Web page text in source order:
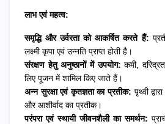
लाभ एवं महत्व:
समृद्धि और उर्वरता को आकर्षित करते हैं:
लक्ष्मी कृपा एवं उन्नति प्राप्त होती है।
संरक्षण हेतु अनुष्ठानों में उपयोग:कमी,
लिए पूजन में शामिल किए जाते हैं।
अन्न सुरक्षा एवं कृतज्ञता का प्रतीक: पृथ्वी
और आशीर्वाद का प्रतीक।
परंपरा एवं स्थायी जीवनशैली का समर्थन: